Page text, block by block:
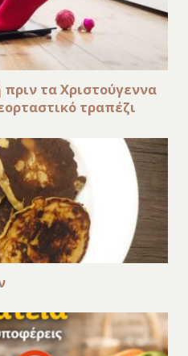
τα Χριστούγεννα
τραπέζι